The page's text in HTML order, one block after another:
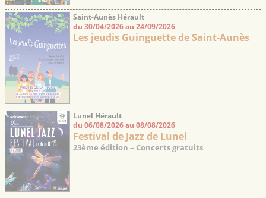
Saint-Aunès Hérault
du 30/04/2026 au 24/09/2026
Les jeudis Guinguette de Saint-Aunès
Lunel Hérault
du 06/08/2026 au 08/08/2026
Festival de Jazz de Lunel
23ème édition – Concerts gratuits